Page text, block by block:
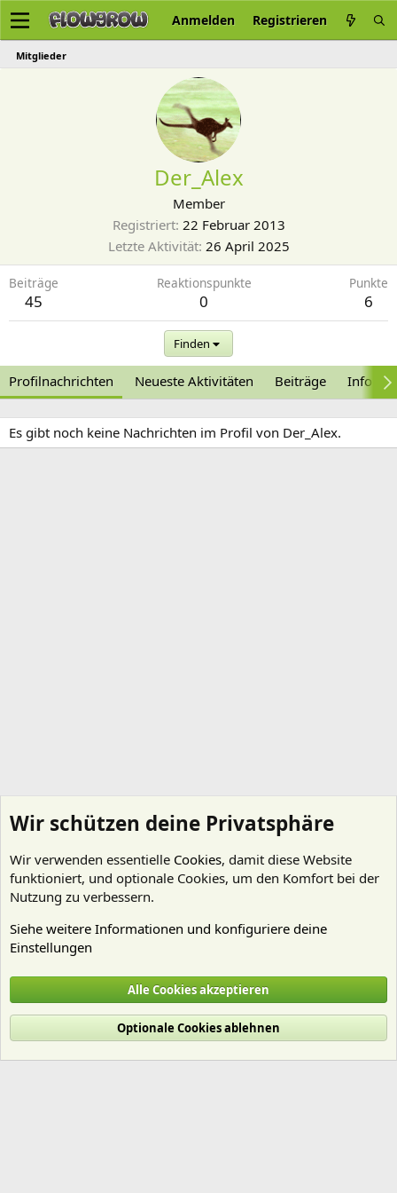
Anmelden Registrieren
Mitglieder
Der_Alex
Member
Registriert 22 Februar 2013
Letzte Aktivität 26 April 2025
Beiträge
45
Reaktionspunkte
0
Punkte
6
Finden
Profilnachrichten Neueste Aktivitäten Beiträge
Es gibt noch keine Nachrichten im Profil von Der_Alex.
Cookies
Deutsch (Du)
Nutzungsbedingungen
Datenschutz Hilfe und Impressum
R
Wir schützen deine Privatsphäre
Wir verwenden essentielle Cookies, damit diese Website
funktioniert, und optionale Cookies, um den Komfort bei der
Nutzung zu verbessern.
Siehe weitere Informationen und konfiguriere deine
Einstellungen
Alle Cookies akzeptieren
Optionale Cookies ablehnen